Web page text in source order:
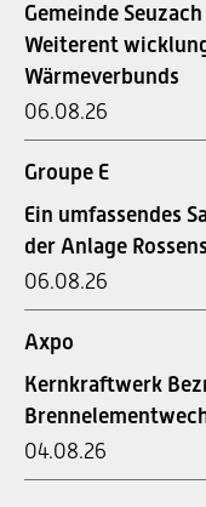
Gemeinde
Weiterent
Wärmeverbunds
06.08.26
Groupe E
Ein umfassendes
der Anlage
06.08.26
Axpo
Kernkraftwerk
04.08.26